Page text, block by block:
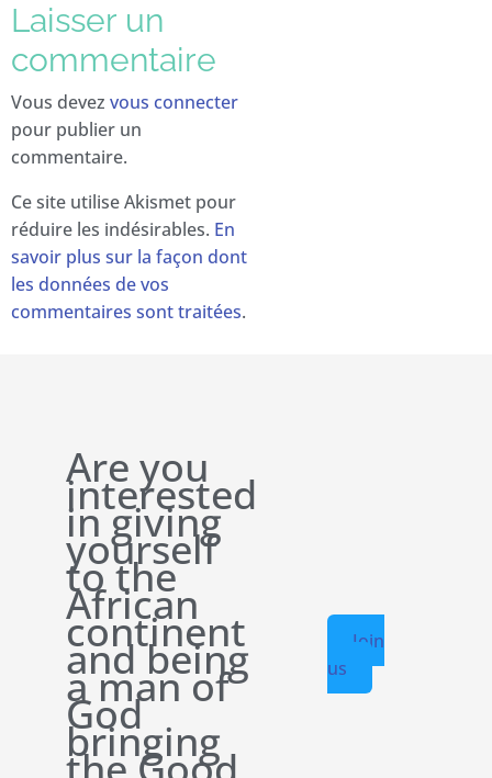
Laisser un
commentaire
Vous devez vous connecter
pour publier un
commentaire.
Ce site utilise Akismet pour
réduire les indésirables. En
savoir plus sur la façon dont
les données de vos
commentaires sont traitées.
Are you
interested
in giving
yourself
to the
African
continent
and being
a man of
God
bringing
Join
us